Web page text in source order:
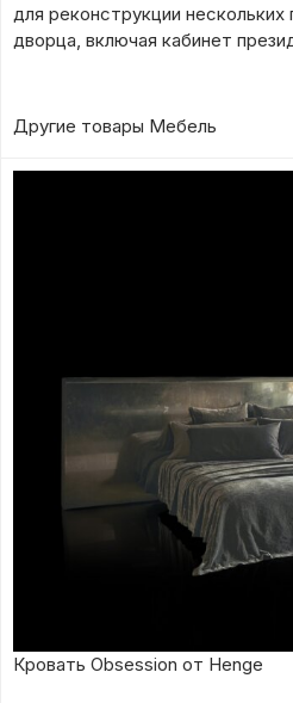
для реконструкции
дворца, включая кабинет
Другие товары Мебель
Кровать Obsession от Henge